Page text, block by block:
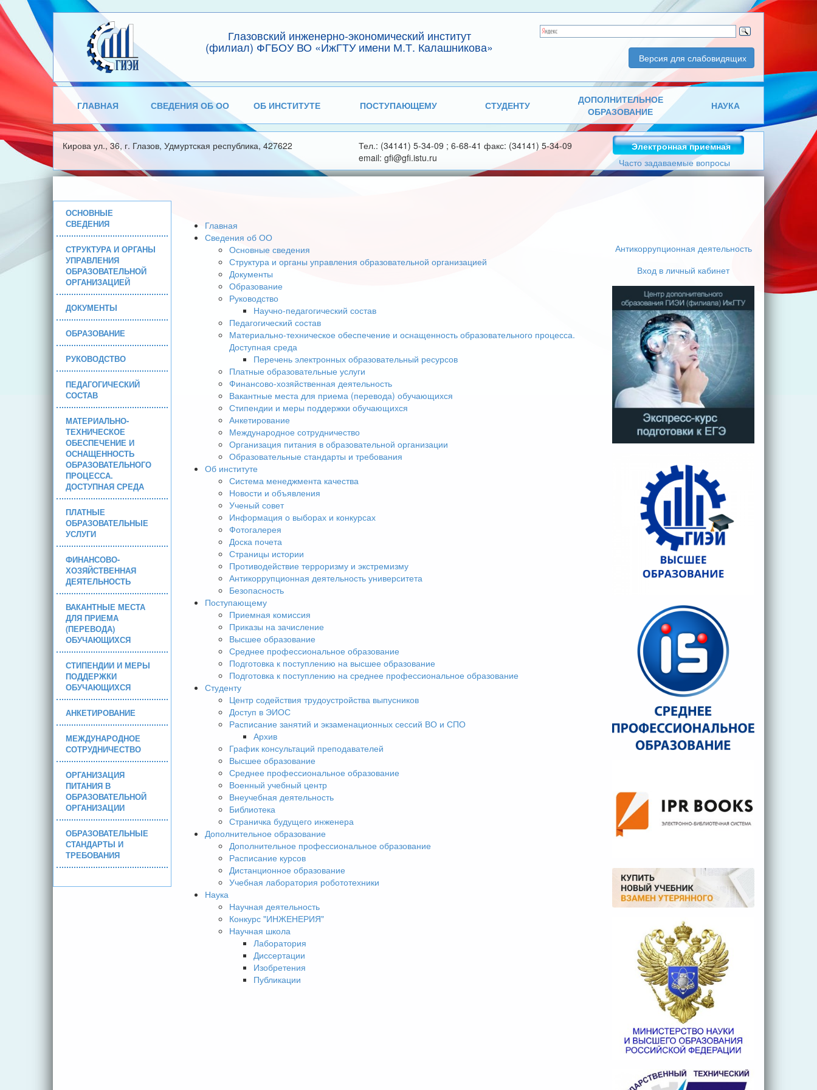
Глазовский инженерно-экономический институт
(филиал) ФГБОУ ВО «ИжГТУ имени М.Т. Калашникова»
Версия для слабовидящих
ГЛАВНАЯ СВЕДЕНИЯ ОБ ОО ОБ ИНСТИТУТЕ ПОСТУПАЮЩЕМУ СТУДЕНТУ
ДОПОЛНИТЕЛЬНОЕ
ОБРАЗОВАНИЕ
НАУКА
Кирова ул., 36, г. Глазов, Удмуртская республика, 427622
Тел.: (34141) 5-34-09 ; 6-68-41 факс: (34141) 5-34-09
email: gfi@gfi.istu.ru
Электронная приемная
Часто задаваемые вопросы
ОСНОВНЫЕ
СВЕДЕНИЯ
СТРУКТУРА И ОРГАНЫ
УПРАВЛЕНИЯ
ОБРАЗОВАТЕЛЬНОЙ
ОРГАНИЗАЦИЕЙ
ДОКУМЕНТЫ
ОБРАЗОВАНИЕ
РУКОВОДСТВО
ПЕДАГОГИЧЕСКИЙ
СОСТАВ
МАТЕРИАЛЬНО-
ТЕХНИЧЕСКОЕ
ОБЕСПЕЧЕНИЕ И
ОСНАЩЕННОСТЬ
ОБРАЗОВАТЕЛЬНОГО
ПРОЦЕССА.
ДОСТУПНАЯ СРЕДА
ПЛАТНЫЕ
ОБРАЗОВАТЕЛЬНЫЕ
УСЛУГИ
ФИНАНСОВО-
ХОЗЯЙСТВЕННАЯ
ДЕЯТЕЛЬНОСТЬ
ВАКАНТНЫЕ МЕСТА
ДЛЯ ПРИЕМА
(ПЕРЕВОДА)
ОБУЧАЮЩИХСЯ
СТИПЕНДИИ И МЕРЫ
ПОДДЕРЖКИ
ОБУЧАЮЩИХСЯ
АНКЕТИРОВАНИЕ
МЕЖДУНАРОДНОЕ
СОТРУДНИЧЕСТВО
ОРГАНИЗАЦИЯ
ПИТАНИЯ В
ОБРАЗОВАТЕЛЬНОЙ
ОРГАНИЗАЦИИ
ОБРАЗОВАТЕЛЬНЫЕ
СТАНДАРТЫ И
ТРЕБОВАНИЯ
Главная
Сведения об ОО
Основные сведения
Структура и органы управления образовательной организацией
Документы
Образование
Руководство
Научно-педагогический состав
Педагогический состав
Материально-техническое обеспечение и оснащенность образовательного процесса.
Доступная среда
Перечень электронных образовательный ресурсов
Платные образовательные услуги
Финансово-хозяйственная деятельность
Вакантные места для приема (перевода) обучающихся
Стипендии и меры поддержки обучающихся
Анкетирование
Международное сотрудничество
Организация питания в образовательной организации
Образовательные стандарты и требования
Об институте
Система менеджмента качества
Новости и объявления
Ученый совет
Информация о выборах и конкурсах
Фотогалерея
Доска почета
Страницы истории
Противодействие терроризму и экстремизму
Антикоррупционная деятельность университета
Безопасность
Поступающему
Приемная комиссия
Приказы на зачисление
Высшее образование
Среднее профессиональное образование
Подготовка к поступлению на высшее образование
Подготовка к поступлению на среднее профессиональное образование
Студенту
Центр содействия трудоустройства выпусников
Доступ в ЭИОС
Расписание занятий и экзаменационных сессий ВО и СПО
Архив
График консультаций преподавателей
Высшее образование
Среднее профессиональное образование
Военный учебный центр
Внеучебная деятельность
Библиотека
Страничка будущего инженера
Дополнительное образование
Дополнительное профессиональное образование
Расписание курсов
Дистанционное образование
Учебная лаборатория робототехники
Наука
Научная деятельность
Конкурс "ИНЖЕНЕРИЯ"
Научная школа
Лаборатория
Диссертации
Изобретения
Публикации
Антикоррупционная деятельность
Вход в личный кабинет